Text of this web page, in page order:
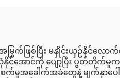
က်ဖြစ်ပြီး မနှိုင်းယှဉ်နိုင်လော
နိုင်အောင်ကို ပျော့ပြီး ပွတ်တို
ပ်စက်မှုအခေါက်အခဲတွေနဲ့ မျက်